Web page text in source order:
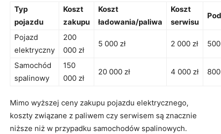
Typ
pojazdu
Koszt
zakupu
Koszt
ładowania/paliwa
Koszt
⁤serwisu
Pojazd
elektryczny
200
000 zł
5 000 zł 2 000 zł 500
Samochód‍
spalinowy
150
000 zł
20 000⁤ zł 4 000 zł 800
Mimo wyższej ceny zakupu pojazdu elektrycznego,
koszty związane z paliwem czy serwisem są znacznie
niższe‍ niż w ⁢przypadku samochodów spalinowych.